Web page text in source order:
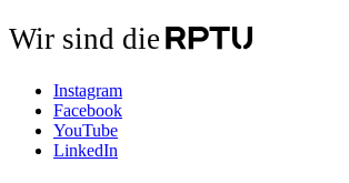
Wir sind die
Instagram
Facebook
YouTube
LinkedIn